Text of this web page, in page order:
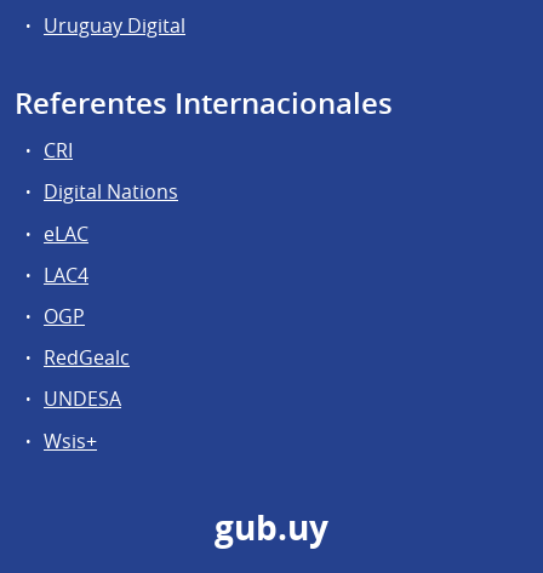
Uruguay Digital
Referentes Internacionales
CRI
Digital Nations
eLAC
LAC4
OGP
RedGealc
UNDESA
Wsis+
gub.uy